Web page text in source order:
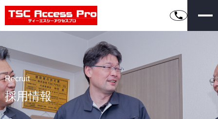
Recruit
採用情報